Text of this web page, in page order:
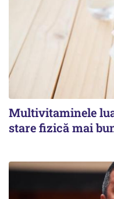
Multivitaminele
stare fizică mai